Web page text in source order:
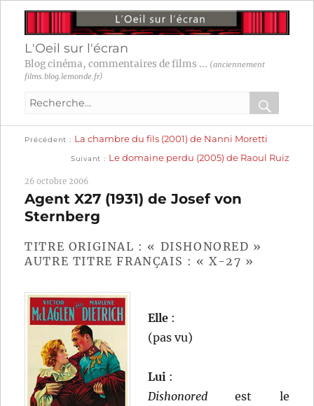
L'Oeil sur l'écran
Blog cinéma, commentaires de films ... (anciennement
films.blog.lemonde.fr)
Recherche
:
OK
Navigation
l’article
Précédent
précédente :
La chambre du fils (2001) de Nanni Moretti
Suivant
suivante :
Le domaine perdu (2005) de Raoul Ruiz
26 octobre 2006
Agent X27 (1931) de Josef von
Sternberg
TITRE ORIGINAL : « DISHONORED »
AUTRE TITRE FRANÇAIS : « X-27 »
Elle :
(pas vu)
Lui :
Dishonored est le